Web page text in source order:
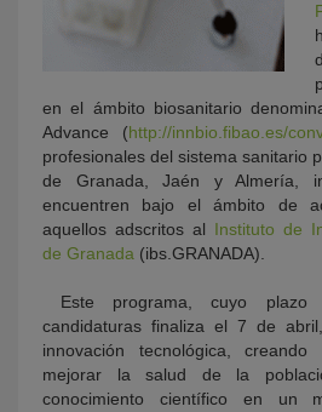
en el ámbito biosanitario
Advance (http://innbio.fibao.es/
profesionales del sistema sanitario
de Granada, Jaén y Almería,
encuentren bajo el ámbito de
aquellos adscritos al Instituto de
de Granada (ibs.GRANADA).
Este programa, cuyo plazo
candidaturas finaliza el 7 de
innovación tecnológica,
mejorar la salud de la
conocimiento científico en un